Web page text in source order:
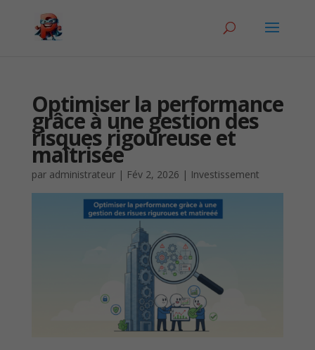
Optimiser la performance
grâce à une gestion des
risques rigoureuse et
maîtrisée
par administrateur| Fév 2, 2026 | Investissement